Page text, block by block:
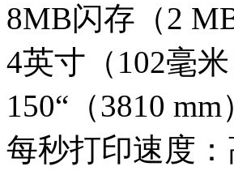
8MB闪存（2
4英寸（102毫
150“（3810
每秒打印速度